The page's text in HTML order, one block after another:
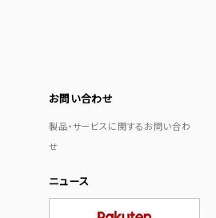
お問い合わせ
製品・サービスに関するお問い合わ
せ
ニュース